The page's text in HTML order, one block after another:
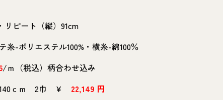
リピート（縦）91cm
糸-ポリエステル100%・横糸-綿100％
/ｍ（税込）柄合わせ込み
ｃｍ 2巾 ￥ 22,149 円